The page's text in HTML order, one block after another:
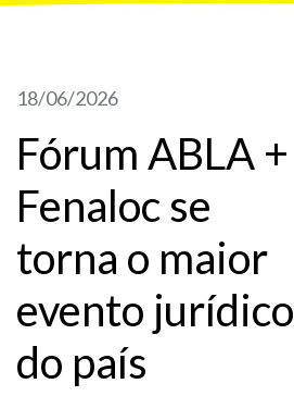
18/06/2026
Fórum ABLA +
Fenaloc se
torna o maior
evento jurídico
do país